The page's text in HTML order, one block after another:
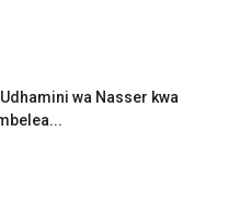
wa Nasser kwa